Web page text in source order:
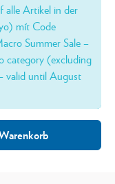
alle Artikel in der
mít Code
Summer Sale –
category (excluding
valid until August